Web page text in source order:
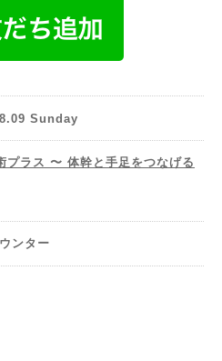
Sunday
ラス 〜 体幹と手足をつなげる
ンター